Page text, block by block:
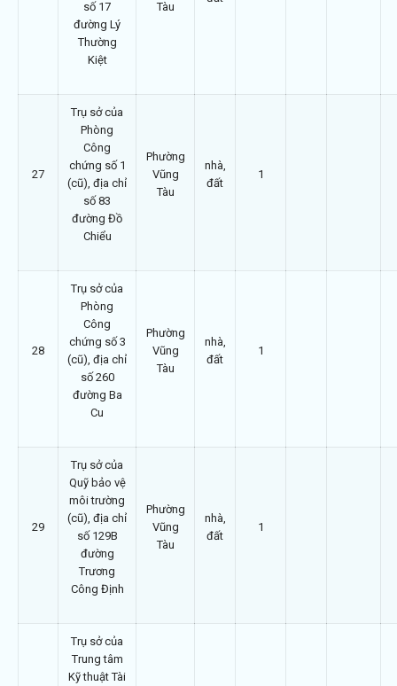
số 17
đường Lý
Thường
Kiệt
Tàu
27
Trụ sở của
Phòng
Công
chứng số 1
(cũ), địa chỉ
số 83
đường Đồ
Chiểu
Phường
Vũng
Tàu
nhà,
đất
1
28
Trụ sở của
Phòng
Công
chứng số 3
(cũ), địa chỉ
số 260
đường Ba
Cu
Phường
Vũng
Tàu
nhà,
đất
1
29
Trụ sở của
Quỹ bảo vệ
môi trường
(cũ), địa chỉ
số 129B
đường
Trương
Công Định
Phường
Vũng
Tàu
nhà,
đất
1
Trụ sở của
Trung tâm
Kỹ thuật Tài